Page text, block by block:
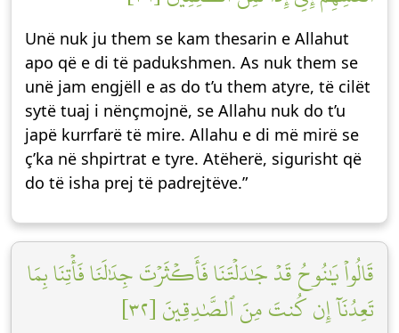
Unë nuk ju them se kam thesarin e Allahut
apo që e di të padukshmen. As nuk them se
unë jam engjëll e as do t’u them atyre, të cilët
sytë tuaj i nënçmojnë, se Allahu nuk do t’u
japë kurrfarë të mire. Allahu e di më mirë se
ç’ka në shpirtrat e tyre. Atëherë, sigurisht që
do të isha prej të padrejtëve.”
قَالُواْ يَٰنُوحُ قَدۡ جَٰدَلۡتَنَا فَأَكۡثَرۡتَ جِدَٰلَنَا فَأۡتِنَا بِمَا
تَعِدُنَآ إِن كُنتَ مِنَ ٱلصَّٰدِقِينَ [٣٢]